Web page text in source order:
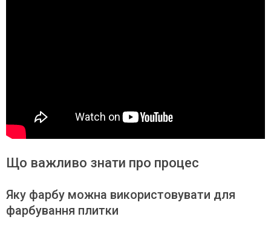
Що важливо знати про процес
Яку фарбу можна використовувати для
фарбування плитки